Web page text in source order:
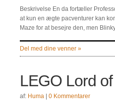
Beskrivelse En da fortæller
at kun en ægte pacventurer kan
Maze for at besejre den, men
Del med dine venner »
LEGO Lord
af: Huma 0 Kommentarer